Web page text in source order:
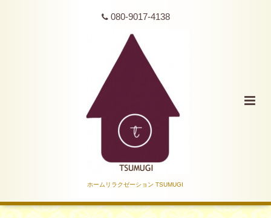
080-9017-4138
ホームリラクゼーション TSUMUGI